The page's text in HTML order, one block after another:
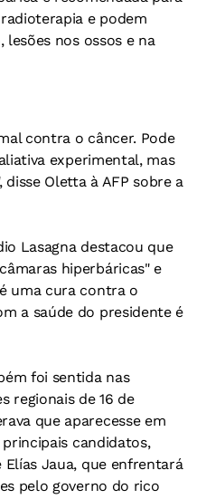
e podem
lesões nos ossos e na
contra o câncer. Pode
experimental, mas
Oletta à AFP sobre a
Lasagna destacou que
hiperbáricas" e
uma cura contra o
a saúde do presidente é
foi sentida nas
regionais de 16 de
que aparecesse em
candidatos,
Jaua, que enfrentará
pelo governo do rico